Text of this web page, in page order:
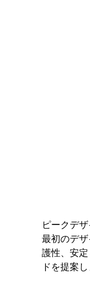
ピークデ
最初のデ
護性、安
ドを提案し